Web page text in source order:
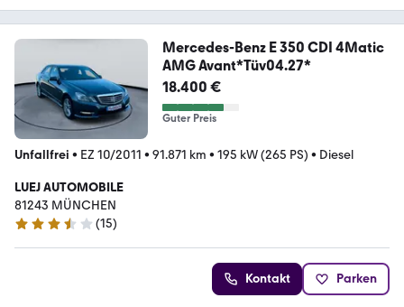
Mercedes-Benz E 350 CDI 4Matic
AMG Avant*Tüv04.27*
18.400 €
Guter Preis
Unfallfrei • EZ 10/2011 • 91.871 km • 195 kW (265 PS) • Diesel
LUEJ AUTOMOBILE
81243 MÜNCHEN
3.3 Sterne
(15)
Kontakt Parken